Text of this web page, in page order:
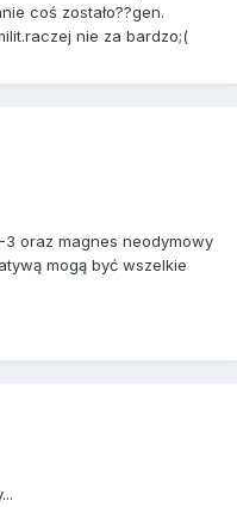
coś zostało??gen.
nie za bardzo;(
oraz magnes neodymowy
mogą być wszelkie